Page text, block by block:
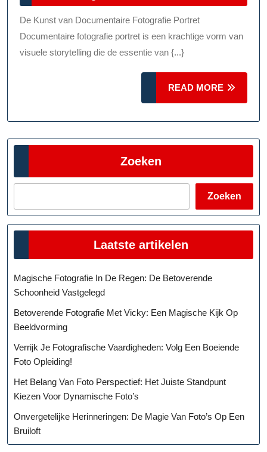
Fotografie
Portretten:
Een
Ziel
2025
De Kunst van Documentaire Fotografie Portret
Documentaire fotografie portret is een krachtige vorm van
visuele storytelling die de essentie van {...}
READ MORE
MORE
Zoeken
Zoeken
Laatste artikelen
Magische Fotografie In De Regen: De Betoverende
Schoonheid Vastgelegd
Betoverende Fotografie Met Vicky: Een Magische Kijk Op
Beeldvorming
Verrijk Je Fotografische Vaardigheden: Volg Een Boeiende
Foto Opleiding!
Het Belang Van Foto Perspectief: Het Juiste Standpunt
Kiezen Voor Dynamische Foto’s
Onvergetelijke Herinneringen: De Magie Van Foto’s Op Een
Bruiloft